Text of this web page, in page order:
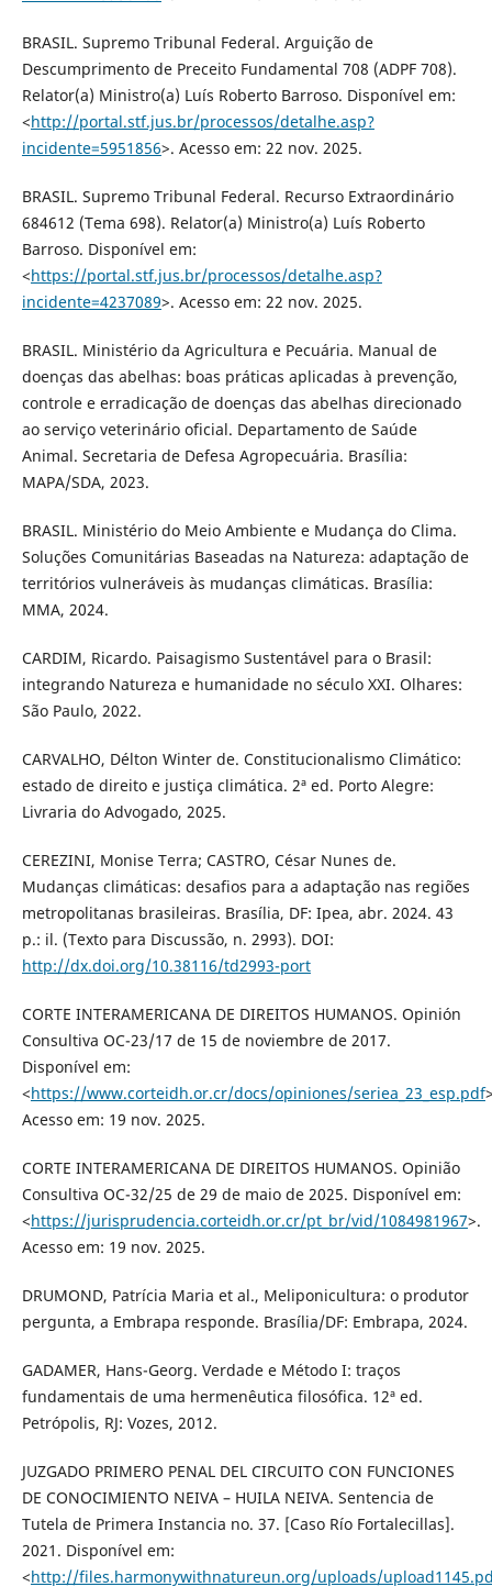
BRASIL. Supremo Tribunal Federal. Arguição de
Descumprimento de Preceito Fundamental 708 (ADPF 708).
Relator(a) Ministro(a) Luís Roberto Barroso. Disponível em:
<http://portal.stf.jus.br/processos/detalhe.asp?
incidente=5951856>. Acesso em: 22 nov. 2025.
BRASIL. Supremo Tribunal Federal. Recurso Extraordinário
684612 (Tema 698). Relator(a) Ministro(a) Luís Roberto
Barroso. Disponível em:
<https://portal.stf.jus.br/processos/detalhe.asp?
incidente=4237089>. Acesso em: 22 nov. 2025.
BRASIL. Ministério da Agricultura e Pecuária. Manual de
doenças das abelhas: boas práticas aplicadas à prevenção,
controle e erradicação de doenças das abelhas direcionado
ao serviço veterinário oficial. Departamento de Saúde
Animal. Secretaria de Defesa Agropecuária. Brasília:
MAPA/SDA, 2023.
BRASIL. Ministério do Meio Ambiente e Mudança do Clima.
Soluções Comunitárias Baseadas na Natureza: adaptação de
territórios vulneráveis às mudanças climáticas. Brasília:
MMA, 2024.
CARDIM, Ricardo. Paisagismo Sustentável para o Brasil:
integrando Natureza e humanidade no século XXI. Olhares:
São Paulo, 2022.
CARVALHO, Délton Winter de. Constitucionalismo Climático:
estado de direito e justiça climática. 2ª ed. Porto Alegre:
Livraria do Advogado, 2025.
CEREZINI, Monise Terra; CASTRO, César Nunes de.
Mudanças climáticas: desafios para a adaptação nas regiões
metropolitanas brasileiras. Brasília, DF: Ipea, abr. 2024. 43
p.: il. (Texto para Discussão, n. 2993). DOI:
http://dx.doi.org/10.38116/td2993-port
CORTE INTERAMERICANA DE DIREITOS HUMANOS. Opinión
Consultiva OC-23/17 de 15 de noviembre de 2017.
Disponível em:
<https://www.corteidh.or.cr/docs/opiniones/seriea_23_esp.pdf
Acesso em: 19 nov. 2025.
CORTE INTERAMERICANA DE DIREITOS HUMANOS. Opinião
Consultiva OC-32/25 de 29 de maio de 2025. Disponível em:
<https://jurisprudencia.corteidh.or.cr/pt_br/vid/1084981967>.
Acesso em: 19 nov. 2025.
DRUMOND, Patrícia Maria et al., Meliponicultura: o produtor
pergunta, a Embrapa responde. Brasília/DF: Embrapa, 2024.
GADAMER, Hans-Georg. Verdade e Método I: traços
fundamentais de uma hermenêutica filosófica. 12ª ed.
Petrópolis, RJ: Vozes, 2012.
JUZGADO PRIMERO PENAL DEL CIRCUITO CON FUNCIONES
DE CONOCIMIENTO NEIVA – HUILA NEIVA. Sentencia de
Tutela de Primera Instancia no. 37. [Caso Río Fortalecillas].
2021. Disponível em:
<http://files.harmonywithnatureun.org/uploads/